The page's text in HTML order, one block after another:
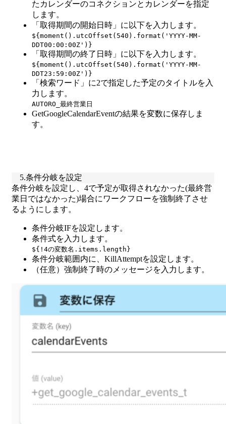
たカレンダーのコネクションとカレンダーを指定
します。
「取得期間の開始日時」に以下を入力します。
${moment().utcOffset(540).format('YYYY-MM-
DDT00:00:00Z')}
「取得期間の終了日時」に以下を入力します。
${moment().utcOffset(540).format('YYYY-MM-
DDT23:59:00Z')}
「検索ワード」に2で指定した予定のタイトルを入
力します。
AUTORO_最終営業日
GetGoogleCalendarEventの結果を変数に保存しま
す。
5.条件分岐を設定
条件分岐を設定し、4で予定が取得されなかった(最終営
業日ではなかった)場合にワークフローを強制終了させ
るようにします。
条件分岐IFを設定します。
条件式を入力します。
${!4の変数名.items.length}
条件分岐範囲内に、KillAttemptを設定します。
（任意）強制終了時のメッセージを入力します。